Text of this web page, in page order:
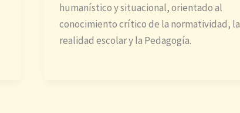
humanístico y situacional, orientado al
conocimiento crítico de la normatividad, la
realidad escolar y la Pedagogía.